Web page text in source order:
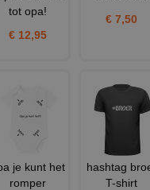
tot opa!
€ 12,95
€ 7,50
je kunt het
romper
hashtag
T-shirt